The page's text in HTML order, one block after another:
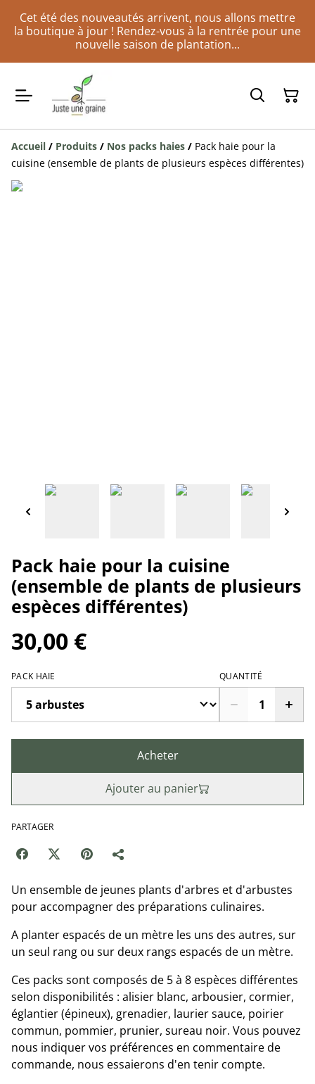
Cet été des nouveautés arrivent, nous allons mettre
la boutique à jour ! Rendez-vous à la rentrée pour une
nouvelle saison de plantation...
Accueil / Produits / Nos packs haies / Pack haie pour la
cuisine (ensemble de plants de plusieurs espèces différentes)
Pack haie pour la cuisine
(ensemble de plants de plusieurs
espèces différentes)
30,00 €
PACK HAIE QUANTITÉ
Acheter
Ajouter au panier
PARTAGER
Un ensemble de jeunes plants d'arbres et d'arbustes
pour accompagner des préparations culinaires.
A planter espacés de un mètre les uns des autres, sur
un seul rang ou sur deux rangs espacés de un mètre.
Ces packs sont composés de 5 à 8 espèces différentes
selon disponibilités : alisier blanc, arbousier, cormier,
églantier (épineux), grenadier, laurier sauce, poirier
commun, pommier, prunier, sureau noir. Vous pouvez
nous indiquer vos préférences en commentaire de
commande, nous essaierons d'en tenir compte.